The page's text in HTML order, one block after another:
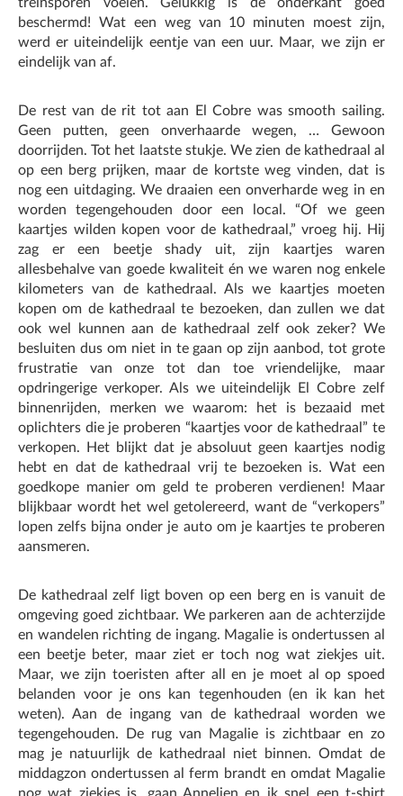
beschermd! Wat een weg van 10 minuten moest zijn,
werd er uiteindelijk eentje van een uur. Maar, we zijn er
eindelijk van af.
De rest van de rit tot aan El Cobre was smooth sailing.
Geen putten, geen onverhaarde wegen, … Gewoon
doorrijden. Tot het laatste stukje. We zien de kathedraal al
op een berg prijken, maar de kortste weg vinden, dat is
nog een uitdaging. We draaien een onverharde weg in en
worden tegengehouden door een local. “Of we geen
kaartjes wilden kopen voor de kathedraal,” vroeg hij. Hij
zag er een beetje shady uit, zijn kaartjes waren
allesbehalve van goede kwaliteit én we waren nog enkele
kilometers van de kathedraal. Als we kaartjes moeten
kopen om de kathedraal te bezoeken, dan zullen we dat
ook wel kunnen aan de kathedraal zelf ook zeker? We
besluiten dus om niet in te gaan op zijn aanbod, tot grote
frustratie van onze tot dan toe vriendelijke, maar
opdringerige verkoper. Als we uiteindelijk El Cobre zelf
binnenrijden, merken we waarom: het is bezaaid met
oplichters die je proberen “kaartjes voor de kathedraal” te
verkopen. Het blijkt dat je absoluut geen kaartjes nodig
hebt en dat de kathedraal vrij te bezoeken is. Wat een
goedkope manier om geld te proberen verdienen! Maar
blijkbaar wordt het wel getolereerd, want de “verkopers”
lopen zelfs bijna onder je auto om je kaartjes te proberen
aansmeren.
De kathedraal zelf ligt boven op een berg en is vanuit de
omgeving goed zichtbaar. We parkeren aan de achterzijde
en wandelen richting de ingang. Magalie is ondertussen al
een beetje beter, maar ziet er toch nog wat ziekjes uit.
Maar, we zijn toeristen after all en je moet al op spoed
belanden voor je ons kan tegenhouden (en ik kan het
weten). Aan de ingang van de kathedraal worden we
tegengehouden. De rug van Magalie is zichtbaar en zo
mag je natuurlijk de kathedraal niet binnen. Omdat de
middagzon ondertussen al ferm brandt en omdat Magalie